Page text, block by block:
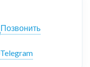
Позвонить
Telegram